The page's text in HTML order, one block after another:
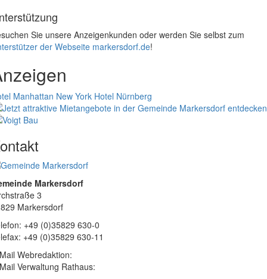
Sie unsere Anzeigenkunden oder werden Sie selbst zum
der Webseite markersdorf.de!
Manhattan New York Hotel Nürnberg
Markersdorf
3
Markersdorf
+49 (0)35829 630-0
+49 (0)35829 630-11
Webredaktion:
Verwaltung Rathaus: